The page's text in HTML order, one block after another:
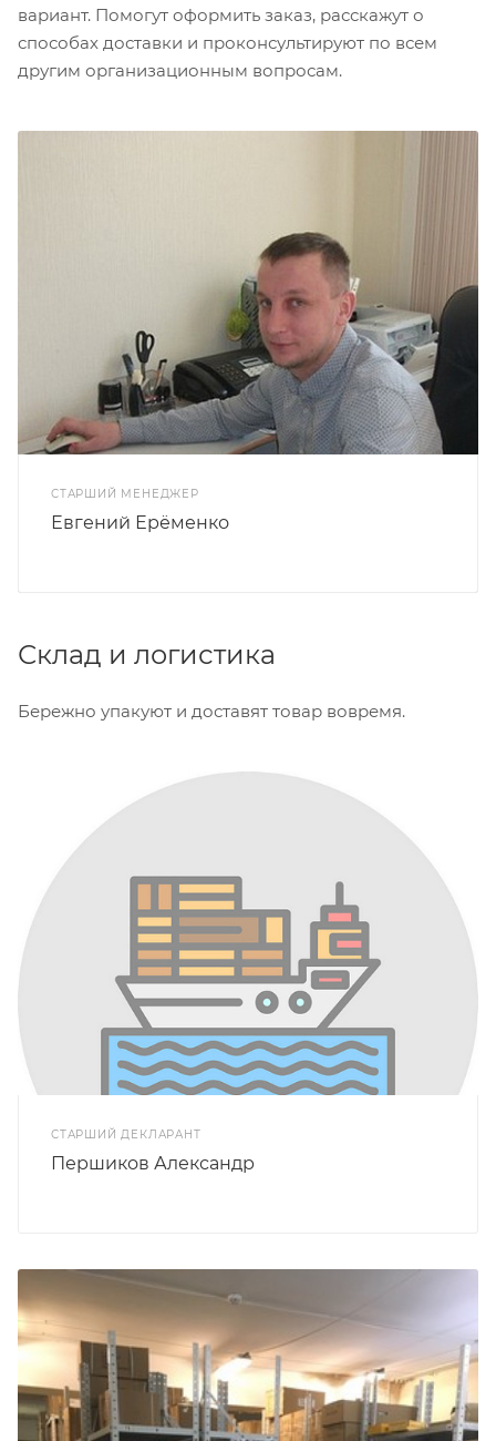
вариант. Помогут оформить заказ, расскажут о
способах доставки и проконсультируют по всем
другим организационным вопросам.
СТАРШИЙ МЕНЕДЖЕР
Евгений Ерёменко
Склад и логистика
Бережно упакуют и доставят товар вовремя.
СТАРШИЙ ДЕКЛАРАНТ
Першиков Александр